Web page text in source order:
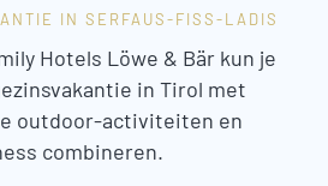
IN SERFAUS-FISS-LADIS
Hotels Löwe & Bär kun je
in Tirol met
outdoor-activiteiten en
combineren.